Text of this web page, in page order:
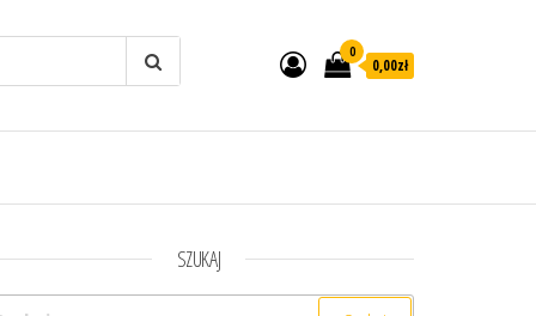
0
0,00zł
SZUKAJ